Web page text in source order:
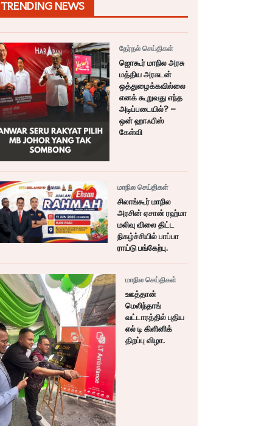
TRENDING NEWS
தேர்தல் செய்திகள்
ஜொகூர் மாநில அரசு
மத்திய அரசுடன்
ஒத்துழைக்கவில்லை
எனக் கூறுவது எந்த
அடிப்படையில்? –
ஒன் ஹாஃபிஸ்
கேள்வி
மாநில செய்திகள்
சிலாங்கூர் மாநில
அரசின் ஏசான் ரஹ்மா
மலிவு விலை திட்ட
நிகழ்ச்சியில் பாப்பா
ராய்டு பங்கேற்பு.
மாநில செய்திகள்
ஊத்தான்
மெலிந்தாங்
வட்டாரத்தில் புதிய
எல் டி கிளினிக்
திறப்பு விழா.